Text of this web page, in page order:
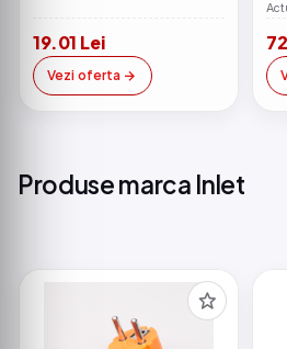
19.01 Lei
Vezi oferta
Produse marca Inlet